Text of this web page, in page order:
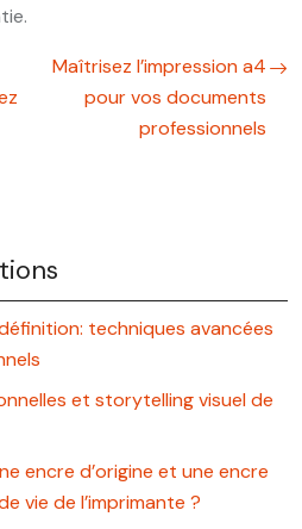
Maîtrisez l’impression a4
pour vos documents
professionnels
techniques avancées
et storytelling visuel de
encre d’origine et une encre
vie de l’imprimante ?